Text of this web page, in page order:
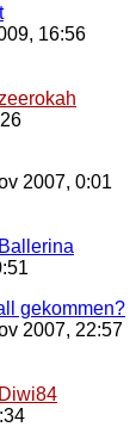
16:56
2007, 0:01
Ballerina
gekommen?
2007, 22:57
Diwi84